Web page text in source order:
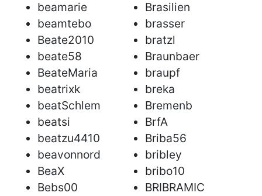
beamarie
beamtebo
Beate2010
beate58
BeateMaria
beatrixk
beatSchlem
beatsi
beatzu4410
beavonnord
BeaX
Bebs00
Brasilien
brasser
bratzl
Braunbaer
braupf
breka
Bremenb
BrfA
Briba56
bribley
bribo10
BRIBRAMIC